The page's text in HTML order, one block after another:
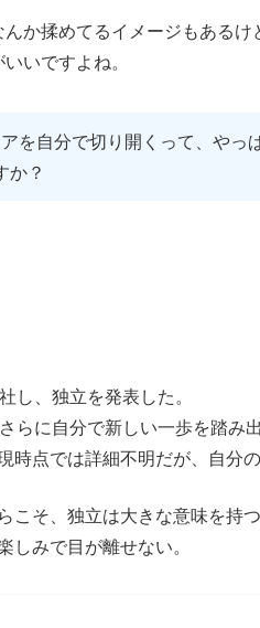
か揉めてるイメージもある
いですよね。
を自分で切り開くって、やっ
か？
し、独立を発表した。
らに自分で新しい一歩を踏み
時点では詳細不明だが、自分
そ、独立は大きな意味を持つ
みで目が離せない。